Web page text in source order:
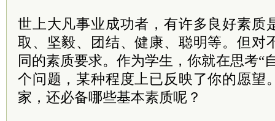
世上大凡事业成功者，有许多良好素质
取、坚毅、团结、健康、聪明等。但对
同的素质要求。作为学生，你就在思考“
个问题，某种程度上已反映了你的愿望
家，还必备哪些基本素质呢？